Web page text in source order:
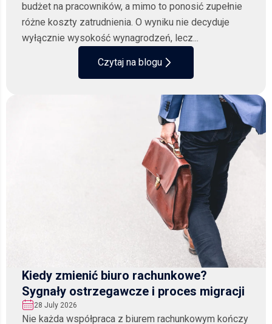
budżet na pracowników, a mimo to ponosić zupełnie
różne koszty zatrudnienia. O wyniku nie decyduje
wyłącznie wysokość wynagrodzeń, lecz...
Czytaj na blogu
Kiedy zmienić biuro rachunkowe?
Sygnały ostrzegawcze i proces migracji
28 July 2026
Nie każda współpraca z biurem rachunkowym kończy